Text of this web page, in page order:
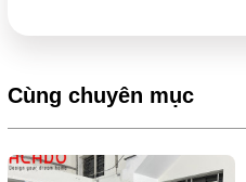
Cùng chuyên mục